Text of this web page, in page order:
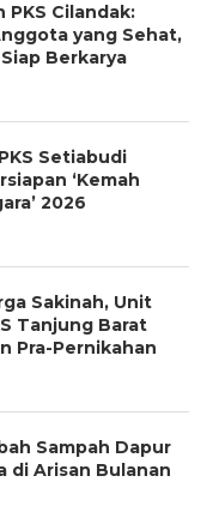
PKS Cilandak:
yang Sehat,
Berkarya
Setiabudi
‘Kemah
2026
Sakinah, Unit
Tanjung Barat
Pra-Pernikahan
Sampah Dapur
di Arisan Bulanan